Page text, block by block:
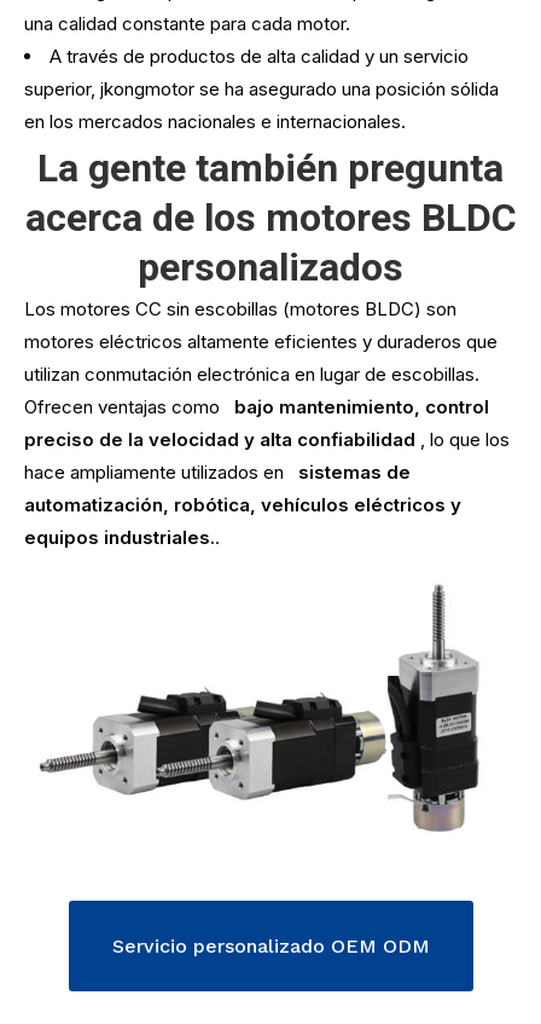
una calidad constante para cada motor.
A través de productos de alta calidad y un servicio
superior, jkongmotor se ha asegurado una posición sólida
en los mercados nacionales e internacionales.
La gente también pregunta
acerca de los motores BLDC
personalizados
Los motores CC sin escobillas (motores BLDC) son
motores eléctricos altamente eficientes y duraderos que
utilizan conmutación electrónica en lugar de escobillas.
Ofrecen ventajas como bajo mantenimiento, control
preciso de la velocidad y alta confiabilidad , lo que los
hace ampliamente utilizados en sistemas de
automatización, robótica, vehículos eléctricos y
equipos industriales..
Servicio personalizado OEM ODM